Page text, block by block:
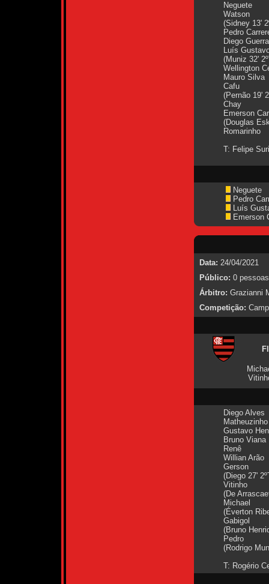
Neguete
Watson
(Sidney 13'
Pedro
Diego Guerra
Luís
(Muniz 32'
Wellington
Mauro Silva
Cafu
(Pernão 19'
Chay
Emerson
(Douglas
Romarinho
T: Felipe
Neguete
Pedro
Luís
Emerson
Data: 24/04/2021
Público: 0 pessoas
Árbitro: Grazianni
Competição:
Diego Alves
Matheuzinho
Gustavo
Bruno Viana
Renê
Willian Arão
Gerson
(Diego 27'
Vitinho
(De
Michael
(Éverton
Gabigol
(Bruno
Pedro
(Rodrigo
T: Rogério